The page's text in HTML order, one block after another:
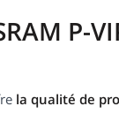
P-
la qualité de